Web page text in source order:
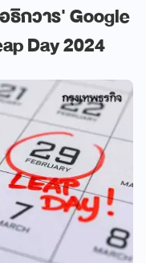
กวาร' Google
Day 2024